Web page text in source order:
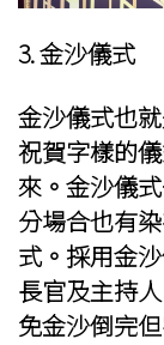
3. 金沙儀式
金沙儀式也
祝賀字樣的
來。金沙儀
分場合也有
式。採用金
長官及主持
免金沙倒完